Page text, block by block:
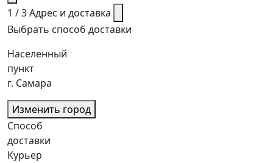
1 / 3Адрес и доставка
Выбрать способ доставки
Населенный
пункт
г. Самара
Изменить город
Способ
доставки
Курьер